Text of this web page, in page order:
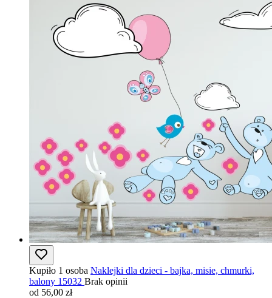
Kupiło 1 osoba Naklejki dla dzieci - bajka, misie, chmurki,
balony 15032 Brak opinii
od 56,00 zł